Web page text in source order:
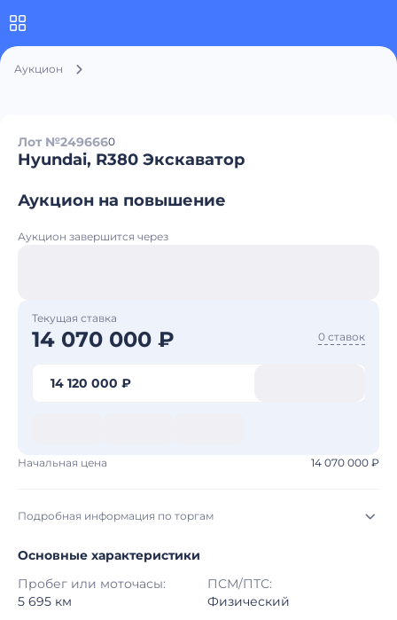
Аукцион
Лот №2496660
Hyundai, R380 Экскаватор
Аукцион на повышение
Аукцион завершится через
Текущая ставка
14 070 000 ₽ 0 ставок
14 120 000 ₽
Начальная цена 14 070 000 ₽
Подробная информация по торгам
Начало торгов: 05.08.2026, 21:25 МСК
Конец торгов: 12.08.2026, 22:25 МСК
Основные характеристики
Пробег или моточасы:
5 695 км
ПСМ/ПТС:
Физический